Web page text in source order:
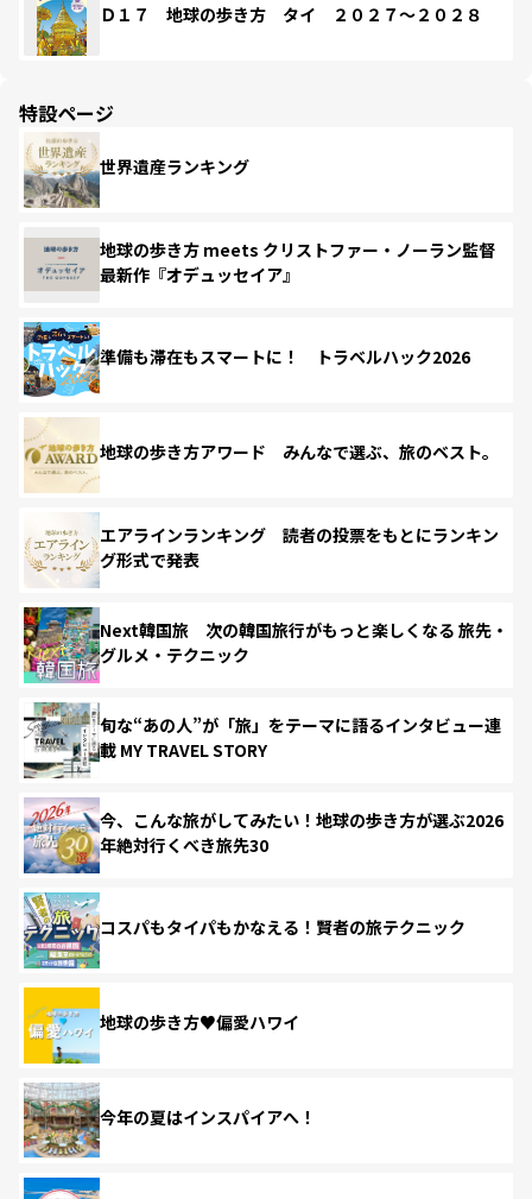
Ｄ１７ 地球の歩き方 タイ ２０２７～２０２８
特設ページ
世界遺産ランキング
地球の歩き方 meets クリストファー・ノーラン監督
最新作『オデュッセイア』
準備も滞在もスマートに！ トラベルハック2026
地球の歩き方アワード みんなで選ぶ、旅のベスト。
エアラインランキング 読者の投票をもとにランキン
グ形式で発表
Next韓国旅 次の韓国旅行がもっと楽しくなる 旅先・
グルメ・テクニック
旬な“あの人”が「旅」をテーマに語るインタビュー連
載 MY TRAVEL STORY
今、こんな旅がしてみたい！地球の歩き方が選ぶ2026
年絶対行くべき旅先30
コスパもタイパもかなえる！賢者の旅テクニック
地球の歩き方♥偏愛ハワイ
今年の夏はインスパイアへ！